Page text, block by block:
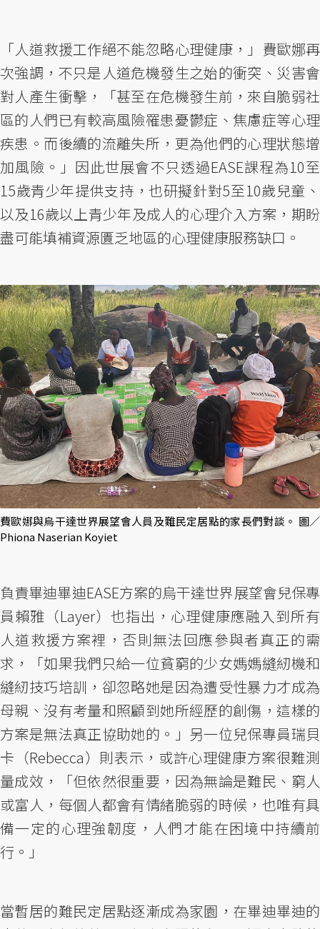
「人道救援工作絕不能忽略心理健康，」費歐娜再
次強調，不只是人道危機發生之始的衝突、災害會
對人產生衝擊，「甚至在危機發生前，來自脆弱社
區的人們已有較高風險罹患憂鬱症、焦慮症等心理
疾患。而後續的流離失所，更為他們的心理狀態增
加風險。」因此世展會不只透過EASE課程為10至
15歲青少年提供支持，也研擬針對5至10歲兒童、
以及16歲以上青少年及成人的心理介入方案，期盼
盡可能填補資源匱乏地區的心理健康服務缺口。
費歐娜與烏干達世界展望會人員及難民定居點的家長們對談。 圖／
Phiona Naserian Koyiet
負責畢迪畢迪EASE方案的烏干達世界展望會兒保專
員賴雅（Layer）也指出，心理健康應融入到所有
人道救援方案裡，否則無法回應參與者真正的需
求，「如果我們只給一位貧窮的少女媽媽縫紉機和
縫紉技巧培訓，卻忽略她是因為遭受性暴力才成為
母親、沒有考量和照顧到她所經歷的創傷，這樣的
方案是無法真正協助她的。」另一位兒保專員瑞貝
卡（Rebecca）則表示，或許心理健康方案很難測
量成效，「但依然很重要，因為無論是難民、窮人
或富人，每個人都會有情緒脆弱的時候，也唯有具
備一定的心理強韌度，人們才能在困境中持續前
行。」
當暫居的難民定居點逐漸成為家園，在畢迪畢迪的